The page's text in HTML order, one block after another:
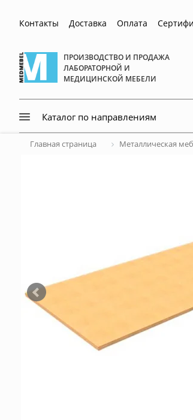
Контакты Доставка Оплата
ПРОИЗВОДСТВО И ПРОДАЖА
ЛАБОРАТОРНОЙ И
МЕДИЦИНСКОЙ МЕБЕЛИ
Каталог по направлениям
Главная страница Металлическая